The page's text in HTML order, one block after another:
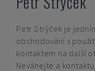
Petr Strýček je
obchodování s
kontaktem na další
Neváhejte a